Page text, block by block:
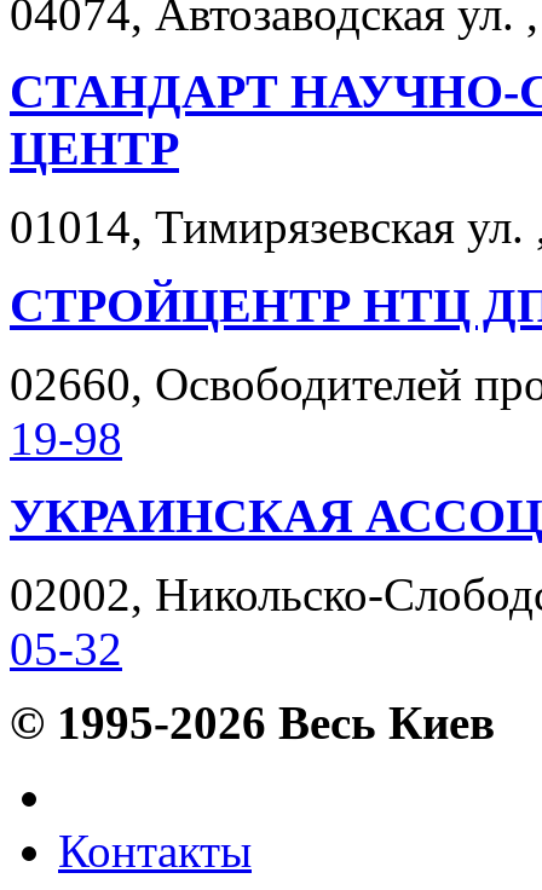
04074, Автозаводская ул.
СТАНДАРТ
ЦЕНТР
01014, Тимирязевская
СТРОЙЦЕНТР НТЦ
02660, Освободителей
19-98
УКРАИНСКАЯ
02002, Никольско-
05-32
© 1995-2026 Весь Киев
Контакты